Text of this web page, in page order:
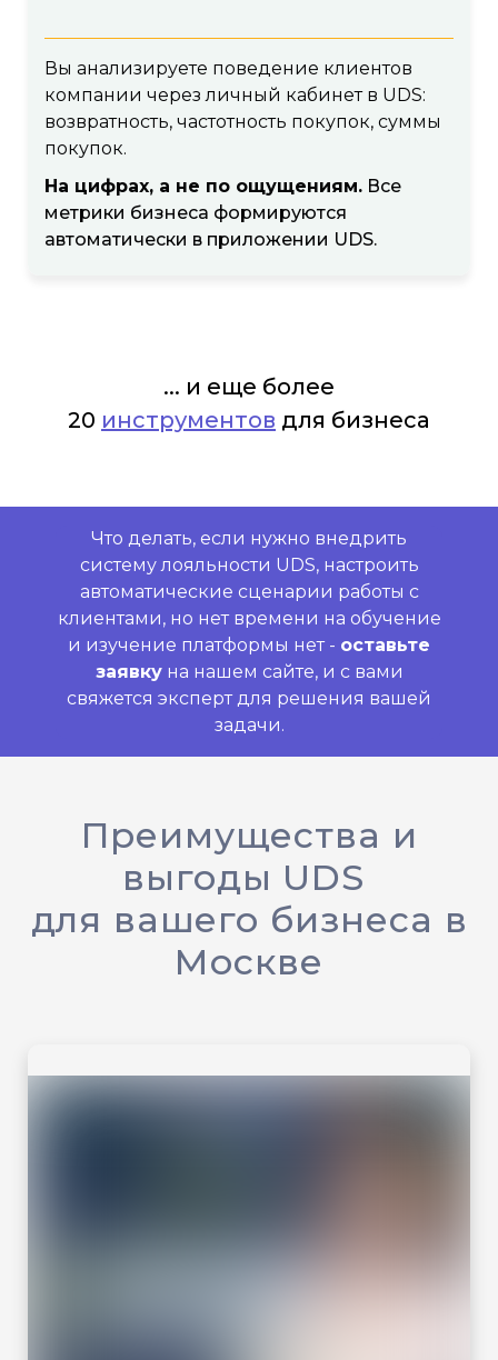
Вы анализируете поведение клиентов
компании через личный кабинет в UDS:
возвратность, частотность покупок, суммы
покупок.
На цифрах, а не по ощущениям. Все
метрики бизнеса формируются
автоматически в приложении UDS.
... и еще более
20 инструментов для бизнеса
Что делать, если нужно внедрить
систему лояльности UDS, настроить
автоматические сценарии работы с
клиентами, но нет времени на обучение
и изучение платформы нет - оставьте
заявкуна нашем сайте, и с вами
свяжется эксперт для решения вашей
задачи.
Преимущества и
выгоды UDS
для вашего бизнеса в
Москве